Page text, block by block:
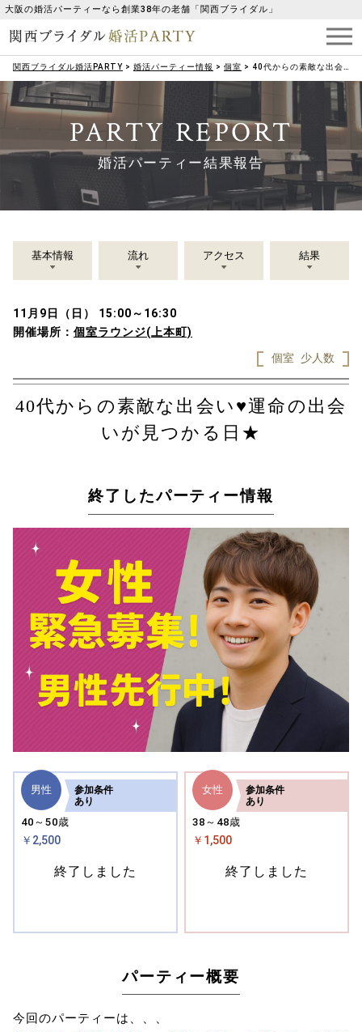
大阪の婚活パーティーなら創業38年の老舗「関西ブライダル」
関西ブライダル婚活PARTY > 婚活パーティー情報 > 個室 > 40代からの素敵な出会い♥運命の出会いが見つかる日★
PARTY REPORT
婚活パーティー結果報告
基本情報 流れ アクセス 結果
11月9日（日） 15:00～16:30
開催場所： 個室ラウンジ(上本町)
個室
少人数
40代からの素敵な出会い♥運命の出会
いが見つかる日★
終了したパーティー情報
男性
40～50歳
￥2,500
参加条件
あり
終了しました
女性
38～48歳
￥1,500
参加条件
あり
終了しました
パーティー概要
今回のパーティーは、、、